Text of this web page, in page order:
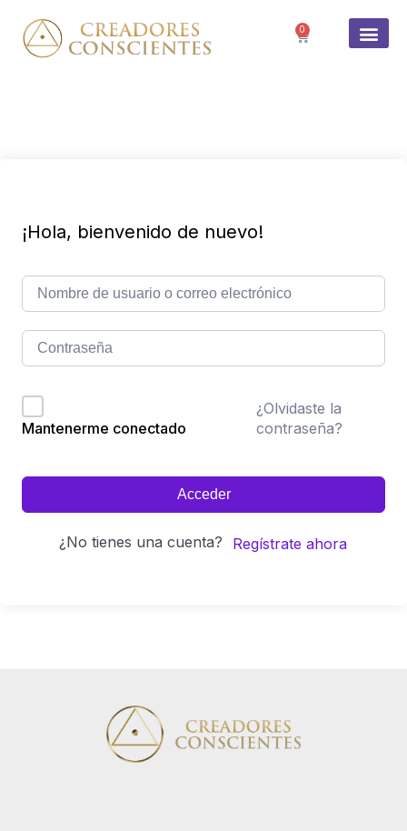
0
¡Hola, bienvenido de nuevo!
Mantenerme conectado
¿Olvidaste la
contraseña?
Acceder
¿No tienes una cuenta? Regístrate ahora